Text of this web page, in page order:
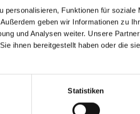
Funktionen für soziale
geben wir Informationen zu
und Analysen weiter. Unsere
ihnen bereitgestellt haben oder die
Statistiken